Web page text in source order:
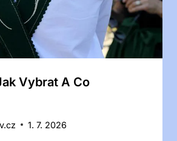
Vybrat A Co
1. 7. 2026